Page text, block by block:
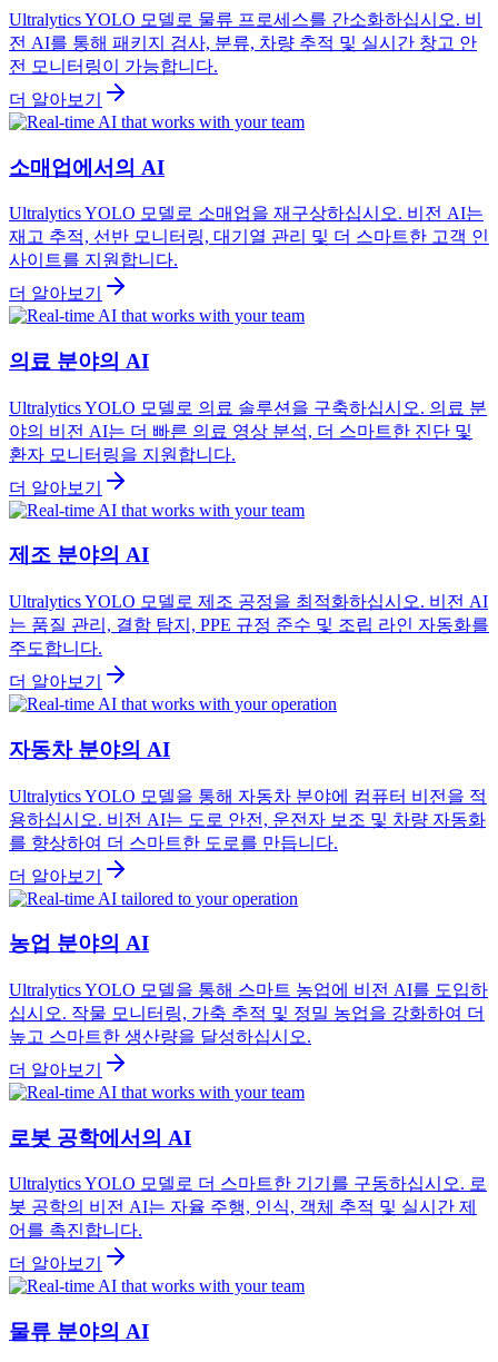
Ultralytics YOLO 모델로 물류 프로세스를 간소화하십시오. 비
전 AI를 통해 패키지 검사, 분류, 차량 추적 및 실시간 창고 안
전 모니터링이 가능합니다.
더 알아보기
소매업에서의 AI
Ultralytics YOLO 모델로 소매업을 재구상하십시오. 비전 AI는
재고 추적, 선반 모니터링, 대기열 관리 및 더 스마트한 고객 인
사이트를 지원합니다.
더 알아보기
의료 분야의 AI
Ultralytics YOLO 모델로 의료 솔루션을 구축하십시오. 의료 분
야의 비전 AI는 더 빠른 의료 영상 분석, 더 스마트한 진단 및
환자 모니터링을 지원합니다.
더 알아보기
제조 분야의 AI
Ultralytics YOLO 모델로 제조 공정을 최적화하십시오. 비전 AI
는 품질 관리, 결함 탐지, PPE 규정 준수 및 조립 라인 자동화를
주도합니다.
더 알아보기
자동차 분야의 AI
Ultralytics YOLO 모델을 통해 자동차 분야에 컴퓨터 비전을 적
용하십시오. 비전 AI는 도로 안전, 운전자 보조 및 차량 자동화
를 향상하여 더 스마트한 도로를 만듭니다.
더 알아보기
농업 분야의 AI
Ultralytics YOLO 모델을 통해 스마트 농업에 비전 AI를 도입하
십시오. 작물 모니터링, 가축 추적 및 정밀 농업을 강화하여 더
높고 스마트한 생산량을 달성하십시오.
더 알아보기
로봇 공학에서의 AI
Ultralytics YOLO 모델로 더 스마트한 기기를 구동하십시오. 로
봇 공학의 비전 AI는 자율 주행, 인식, 객체 추적 및 실시간 제
어를 촉진합니다.
더 알아보기
물류 분야의 AI